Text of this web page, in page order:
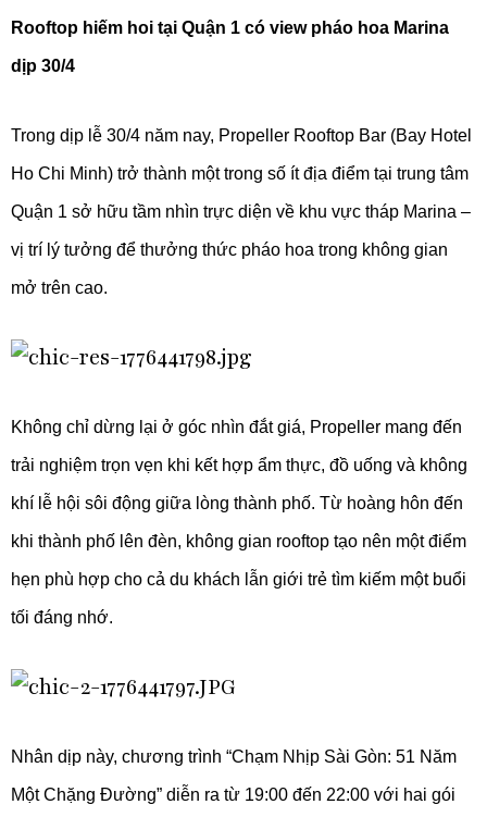
Rooftop hiếm hoi tại Quận 1 có view pháo hoa Marina
dịp 30/4
Trong dịp lễ 30/4 năm nay, Propeller Rooftop Bar (Bay Hotel
Ho Chi Minh) trở thành một trong số ít địa điểm tại trung tâm
Quận 1 sở hữu tầm nhìn trực diện về khu vực tháp Marina –
vị trí lý tưởng để thưởng thức pháo hoa trong không gian
mở trên cao.
Không chỉ dừng lại ở góc nhìn đắt giá, Propeller mang đến
trải nghiệm trọn vẹn khi kết hợp ẩm thực, đồ uống và không
khí lễ hội sôi động giữa lòng thành phố. Từ hoàng hôn đến
khi thành phố lên đèn, không gian rooftop tạo nên một điểm
hẹn phù hợp cho cả du khách lẫn giới trẻ tìm kiếm một buổi
tối đáng nhớ.
Nhân dịp này, chương trình “Chạm Nhịp Sài Gòn: 51 Năm
Một Chặng Đường” diễn ra từ 19:00 đến 22:00 với hai gói